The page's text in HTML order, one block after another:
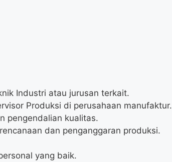
Industri atau jurusan terkait.
Produksi di perusahaan manufaktur.
pengendalian kualitas.
dan penganggaran produksi.
yang baik.